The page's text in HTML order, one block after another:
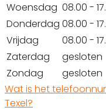
Woensdag 08.00 -
Donderdag 08.00 -
Vrijdag
08.00 -
Zaterdag
gesloten
Zondag
gesloten
Wat is het
Texel?